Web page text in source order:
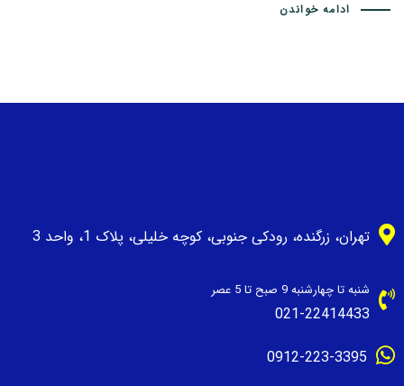
ادامه خواندن
تهران، زرگنده، رودکی جنوبی، کوچه خلیلی، پلاک 1، واحد 3
شنبه تا چهارشنبه 9 صبح تا 5 عصر
021-22414433
0912-223-3395